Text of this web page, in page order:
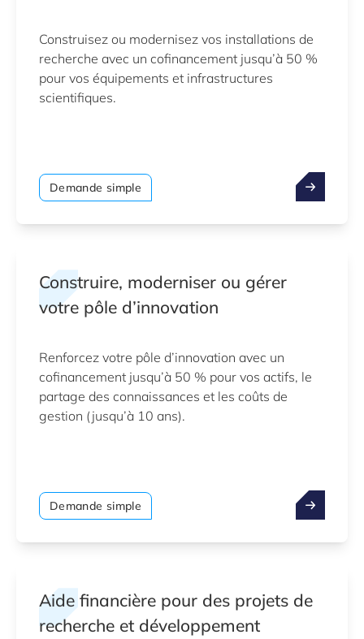
Construisez ou modernisez vos installations de
recherche avec un cofinancement jusqu’à 50 %
pour vos équipements et infrastructures
scientifiques.
Demande simple
Construire, moderniser ou gérer
votre pôle d’innovation
Renforcez votre pôle d’innovation avec un
cofinancement jusqu’à 50 % pour vos actifs, le
partage des connaissances et les coûts de
gestion (jusqu’à 10 ans).
Demande simple
Aide financière pour des projets de
recherche et développement